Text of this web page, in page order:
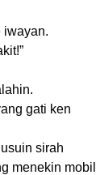
iwayan.
gati ken
sirah
menekin mobil